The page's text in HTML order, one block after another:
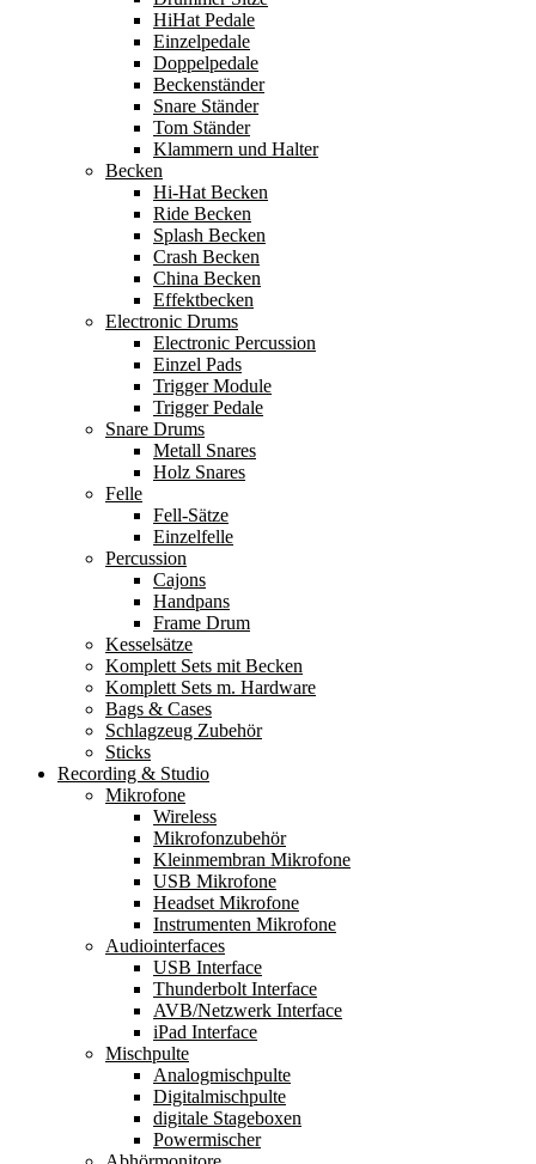
HiHat Pedale
Einzelpedale
Doppelpedale
Beckenständer
Snare Ständer
Tom Ständer
Klammern und Halter
Becken
Hi-Hat Becken
Ride Becken
Splash Becken
Crash Becken
China Becken
Effektbecken
Electronic Drums
Electronic Percussion
Einzel Pads
Trigger Module
Trigger Pedale
Snare Drums
Metall Snares
Holz Snares
Felle
Fell-Sätze
Einzelfelle
Percussion
Cajons
Handpans
Frame Drum
Kesselsätze
Komplett Sets mit Becken
Komplett Sets m. Hardware
Bags & Cases
Schlagzeug Zubehör
Sticks
Recording & Studio
Mikrofone
Wireless
Mikrofonzubehör
Kleinmembran Mikrofone
USB Mikrofone
Headset Mikrofone
Instrumenten Mikrofone
Audiointerfaces
USB Interface
Thunderbolt Interface
AVB/Netzwerk Interface
iPad Interface
Mischpulte
Analogmischpulte
Digitalmischpulte
digitale Stageboxen
Powermischer